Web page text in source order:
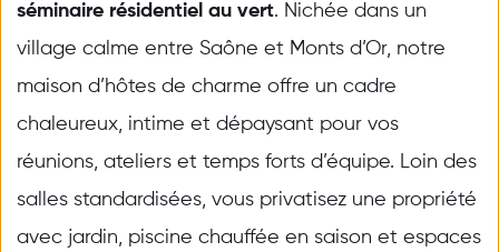
séminaire résidentiel au vert. Nichée dans un
village calme entre Saône et Monts d’Or, notre
maison d’hôtes de charme offre un cadre
chaleureux, intime et dépaysant pour vos
réunions, ateliers et temps forts d’équipe. Loin des
salles standardisées, vous privatisez une propriété
avec jardin, piscine chauffée en saison et espaces